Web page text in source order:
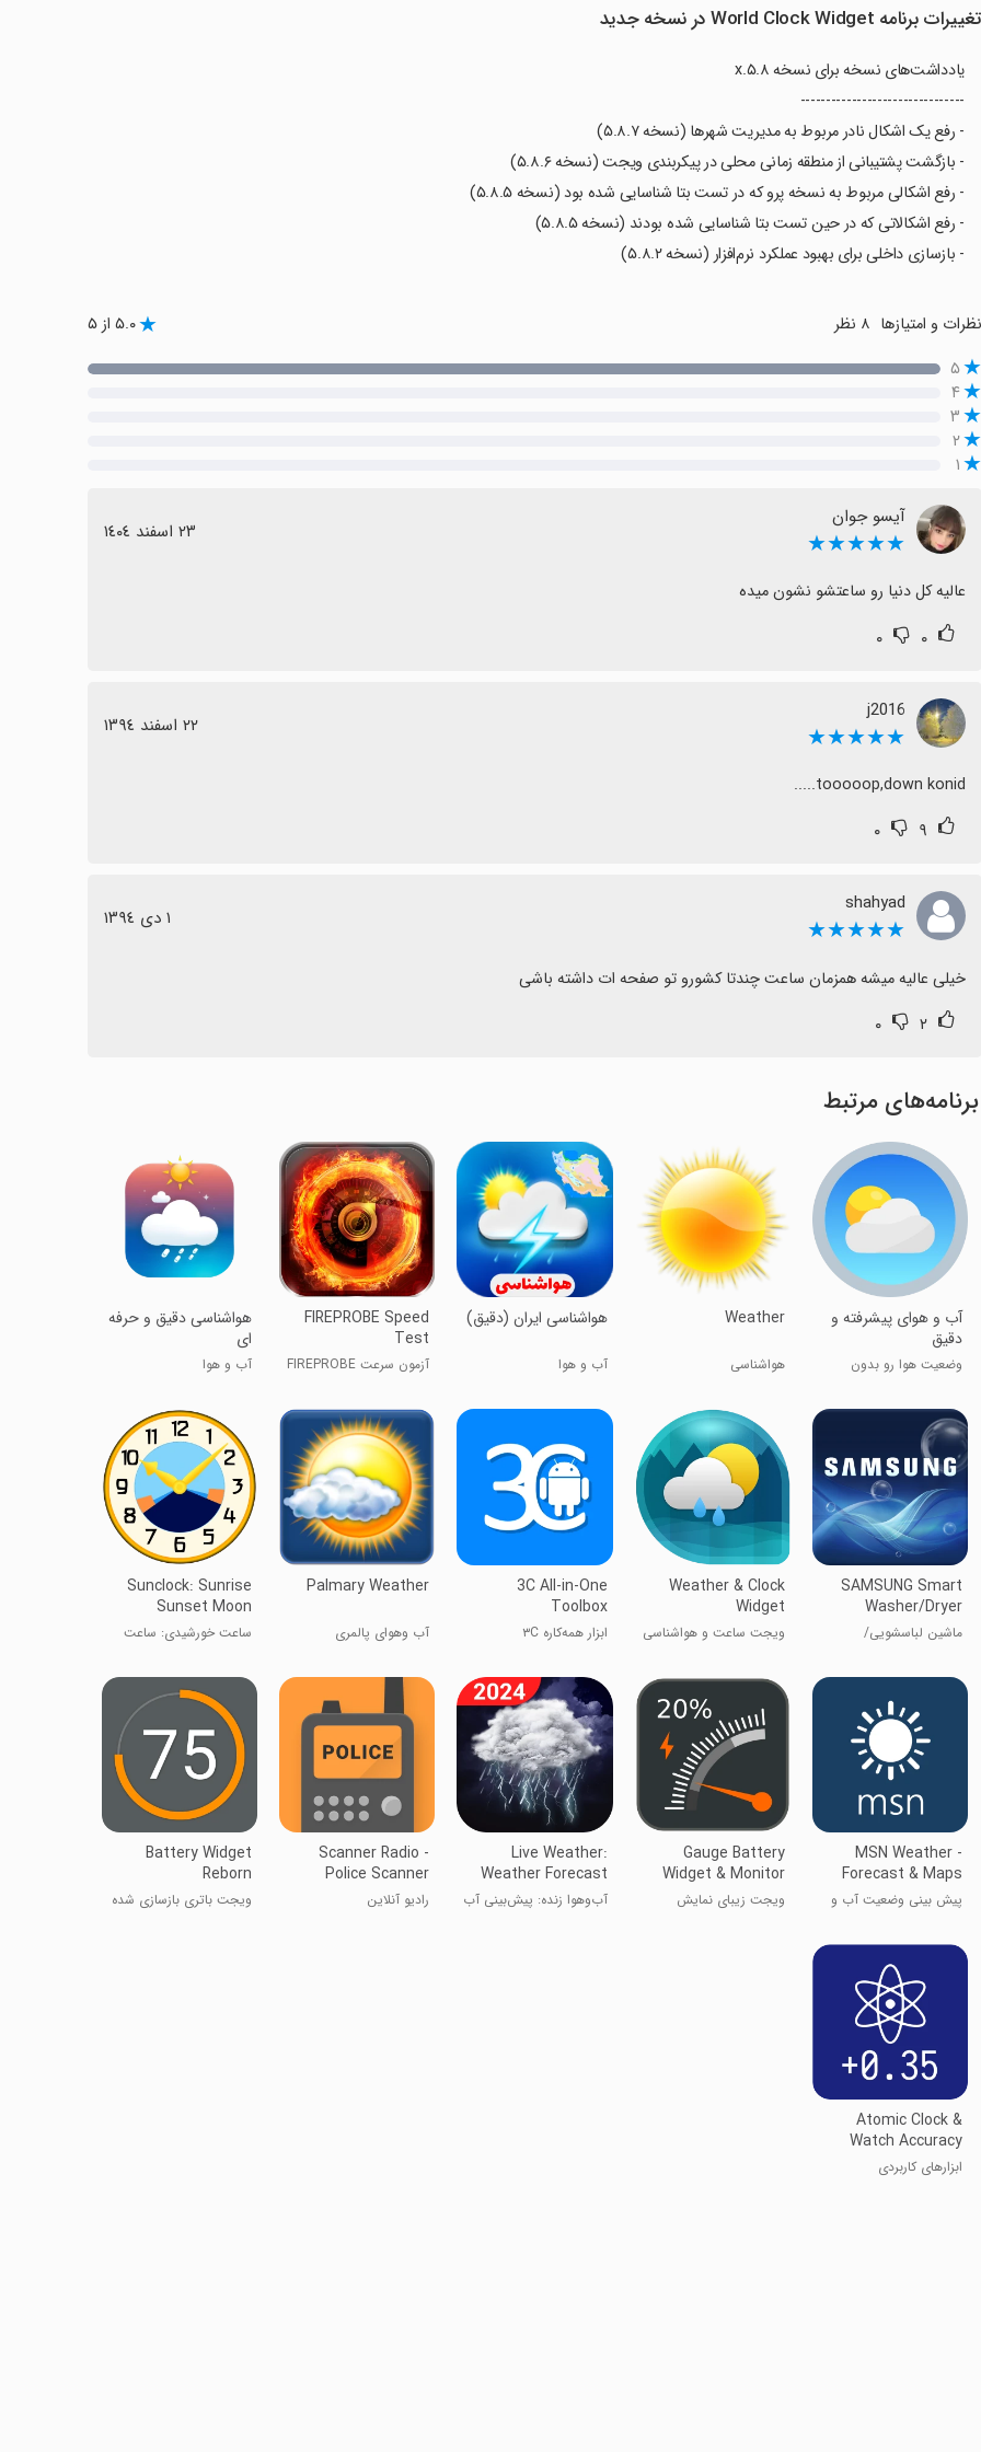
تغییرات برنامه World Clock Widget در نسخه جدید
یادداشت‌های نسخه برای نسخه ۵.۸.x
--------------------------------
- رفع یک اشکال نادر مربوط به مدیریت شهرها (نسخه ۵.۸.۷)
- بازگشت پشتیبانی از منطقه زمانی محلی در پیکربندی ویجت (نسخه ۵.۸.۶)
- رفع اشکالی مربوط به نسخه پرو که در تست بتا شناسایی شده بود (نسخه ۵.۸.۵)
- رفع اشکالاتی که در حین تست بتا شناسایی شده بودند (نسخه ۵.۸.۵)
- بازسازی داخلی برای بهبود عملکرد نرم‌افزار (نسخه ۵.۸.۲)
نظرات و امتیازها ۵.۰ از ۵
۵
۴
۳
۲
۱
آیسو جوان
★★★★★ ٢٣ اسفند ١٤٠٤
عالیه کل دنیا رو ساعتشو نشون میده
۰ ۰
j2016
★★★★★ ٢٢ اسفند ١٣٩٤
tooooop,down konid.....
۹ ۰
shahyad
★★★★★ ١ دی ١٣٩٤
خيلی عاليه ميشه همزمان ساعت چندتا کشورو تو صفحه ات داشته باشی
۲ ۰
برنامه‌های مرتبط
آب و هوای پیشرفته و
دقیق
وضعیت هوا رو بدون
Weather
هوا‌شناسی
هواشناسی ایران (دقیق)
آب و هوا
FIREPROBE Speed
Test
آزمون سرعت FIREPROBE
‏‏‏‏‏هواشناسی دقیق و حرفه
ای
آب و هوا
SAMSUNG Smart
Washer/Dryer
ماشین لباسشویی/
سامسونگ
Weather & Clock
Widget
ویجت ساعت و هوا‌شناسی
3C All-in-One
Toolbox
ابزار همه‌کاره ۳C
Palmary Weather
آب وهوای پالمری
Sunclock: Sunrise
Sunset Moon
ساعت خورشیدی: ساعت
MSN Weather -
Forecast & Maps
پیش بینی وضعیت آب و
Gauge Battery
Widget & Monitor
ویجت زیبای نمایش
Live Weather:
Weather Forecast
آب‌وهوا زنده: پیش‌بینی آب
Scanner Radio -
Police Scanner
رادیو آنلاین
Battery Widget
Reborn
ویجت باتری بازسازی شده
Atomic Clock &
Watch Accuracy
ابزارهای کاربردی